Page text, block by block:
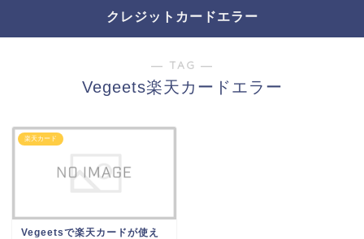
クレジットカードエラー
― TAG ―
Vegeets楽天カードエラー
楽天カード
Vegeetsで楽天カードが使え